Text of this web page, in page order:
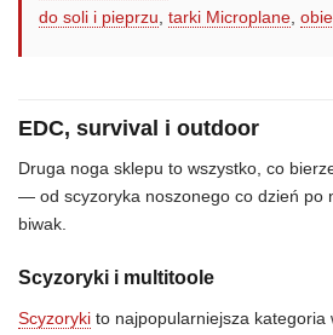
do soli i pieprzu ,tarki Microplane ,
EDC, survival i outdoor
Druga noga sklepu to wszystko, co
— od scyzoryka noszonego co dzień po
biwak.
Scyzoryki i multitoole
Scyzoryki to najpopularniejsza